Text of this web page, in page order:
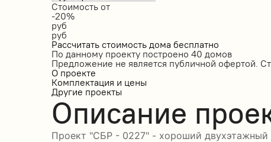
Стоимость от
-20%
руб
руб
Рассчитать стоимость дома бесплатно
По данному проекту построено 40 домов
Предложение не является публичной офертой.
О проекте
Комплектация и цены
Другие проекты
Описание
Проект "СБР - 0227" - хороший двухэтажный